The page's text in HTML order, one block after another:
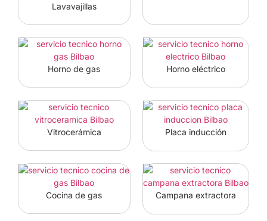
Lavavajillas
Horno de gas Horno eléctrico
Vitrocerámica Placa inducción
Cocina de gas Campana extractora